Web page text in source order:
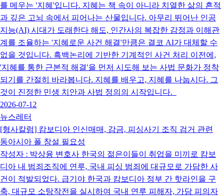
를 메우는 '지혜'입니다. 지혜는 책 속이 아니라 치열한 삶의 흔적
과 깊은 고뇌 속에서 피어나는 산물입니다. 아무리 뛰어난 인공
지능(AI) 시대가 도래한다 해도, 인간사의 복잡한 감정과 이해관
계를 조율하는 '지혜로운 사건 해결'만큼은 결코 AI가 대체할 수
없을 것입니다. 흑백논리에 기반한 기계적인 사건 처리 이전에,
'지혜를 통한 근본적 해결'을 먼저 시도해 보는 사법 문화가 정착
되기를 간절히 바라봅니다. 지혜를 배우고, 지혜를 나눕시다. 그
것이 진정한 민생 치안과 사법 정의의 시작입니다.
2026-07-12
뉴스레터
[형사칼럼] 캄보디아 인신매매, 감금, 피싱사기 조직 검거 관련
동아시아 폴 창설 필요성
작성자 : 박상융 변호사 한국의 젊은이들이 취업을 미끼로 캄보
디아 내 범죄조직에 연루, 국내 피싱 범죄에 대규모로 가담한 사
건이 적발되었다. 급기야 한국과 캄보디아 정부 간 핫라인을 구
축, 대규모 소탕작전을 실시하여 국내 연루 피해자, 가담 피의자